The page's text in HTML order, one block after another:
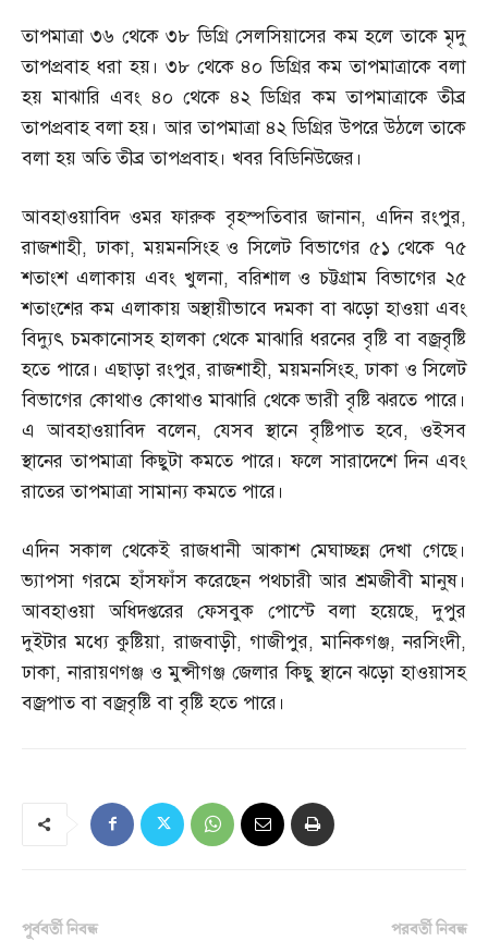
তাপমাত্রা ৩৬ থেকে ৩৮ ডিগ্রি সেলসিয়াসের কম হলে তাকে মৃদু
তাপপ্রবাহ ধরা হয়। ৩৮ থেকে ৪০ ডিগ্রির কম তাপমাত্রাকে বলা
হয় মাঝারি এবং ৪০ থেকে ৪২ ডিগ্রির কম তাপমাত্রাকে তীব্র
তাপপ্রবাহ বলা হয়। আর তাপমাত্রা ৪২ ডিগ্রির উপরে উঠলে তাকে
বলা হয় অতি তীব্র তাপপ্রবাহ। খবর বিডিনিউজের।
আবহাওয়াবিদ ওমর ফারুক বৃহস্পতিবার জানান, এদিন রংপুর,
রাজশাহী,ঢাকা,ময়মনসিংহ ও সিলেট বিভাগের ৫১ থেকে ৭৫
শতাংশ এলাকায় এবং খুলনা,বরিশাল ও চট্টগ্রাম বিভাগের ২৫
শতাংশের কম এলাকায় অস্থায়ীভাবে দমকা বা ঝড়ো হাওয়া এবং
বিদ্যুৎ চমকানোসহ হালকা থেকে মাঝারি ধরনের বৃষ্টি বা বজ্রবৃষ্টি
হতে পারে। এছাড়া রংপুর,রাজশাহী,ময়মনসিংহ,ঢাকা ও সিলেট
বিভাগের কোথাও কোথাও মাঝারি থেকে ভারী বৃষ্টি ঝরতে পারে।
এ আবহাওয়াবিদ বলেন, যেসব স্থানে বৃষ্টিপাত হবে, ওইসব
স্থানের তাপমাত্রা কিছুটা কমতে পারে। ফলে সারাদেশে দিন এবং
রাতের তাপমাত্রা সামান্য কমতে পারে।
এদিন সকাল থেকেই রাজধানী আকাশ মেঘাচ্ছন্ন দেখা গেছে।
ভ্যাপসা গরমে হাঁসফাঁস করেছেন পথচারী আর শ্রমজীবী মানুষ।
আবহাওয়া অধিদপ্তরের ফেসবুক পোস্টে বলা হয়েছে,দুপুর
দুইটার মধ্যে কুষ্টিয়া,রাজবাড়ী, গাজীপুর,মানিকগঞ্জ,নরসিংদী,
ঢাকা,নারায়ণগঞ্জ ও মুন্সীগঞ্জ জেলার কিছু স্থানে ঝড়ো হাওয়াসহ
বজ্রপাত বা বজ্রবৃষ্টি বা বৃষ্টি হতে পারে।
পূর্ববর্তী নিবন্ধ পরবর্তী নিবন্ধ